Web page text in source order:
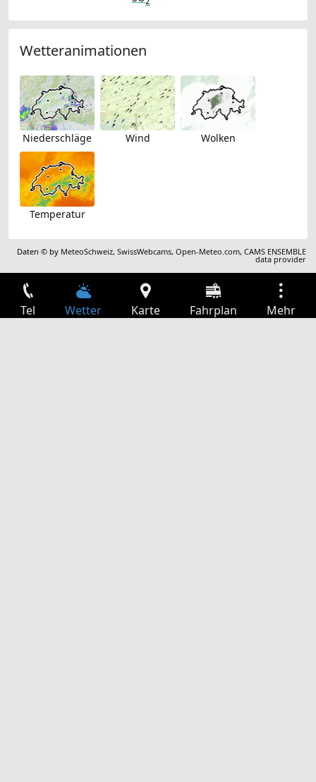
Wetteranimationen
Niederschläge Wind Wolken
Temperatur
Daten © by MeteoSchweiz,SwissWebcams,Open-Meteo.com,CAMS ENSEMBLE
data provider
Tel Wetter Karte Fahrplan Mehr